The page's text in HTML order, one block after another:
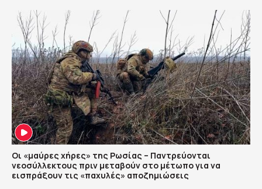
Οι «μαύρες χήρες» της Ρωσίας – Παντρεύονται
νεοσύλλεκτους πριν μεταβούν στο μέτωπο για να
εισπράξουν τις «παχυλές» αποζημιώσεις